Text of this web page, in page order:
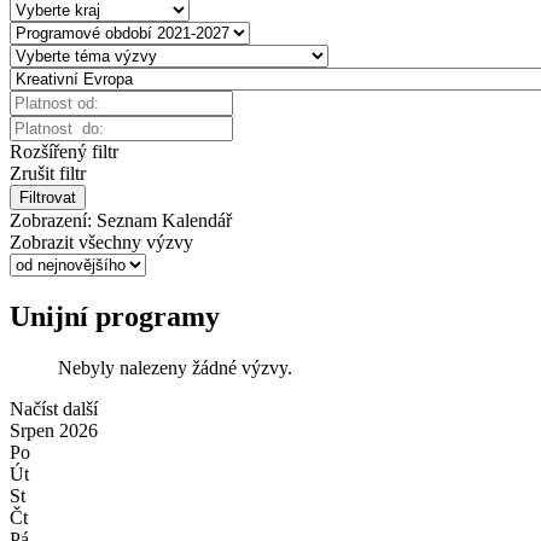
Rozšířený filtr
Zrušit filtr
Filtrovat
Zobrazení: Seznam Kalendář
Zobrazit všechny výzvy
Unijní programy
Nebyly nalezeny žádné výzvy.
Načíst další
Srpen 2026
Po
Út
St
Čt